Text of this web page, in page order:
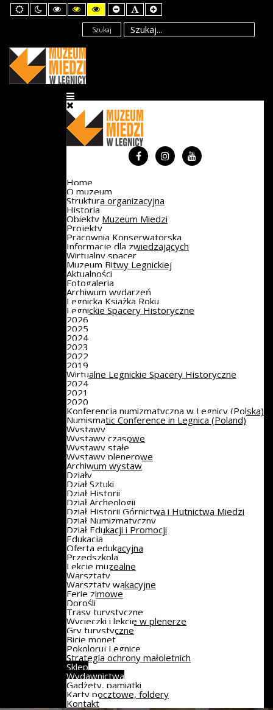
Default
mode
Night
mode
High
Contrast
mode
High
Contrast
Black
Yellow
mode
High
Contrast
Yellow
Black
mode
Set
Smaller
Font
Set
Default
Font
Set
Larger
Font
Szukaj
Home
O muzeum
Struktura organizacyjna
Historia
Obiekty Muzeum Miedzi
Projekty
Pracownia Konserwatorska
Informacje dla zwiedzających
Wirtualny spacer
Muzeum Bitwy Legnickiej
Aktualności
Fotogaleria
Archiwum wydarzeń
Legnicka Książka Roku
Legnickie Spacery Historyczne
2026
2025
2024
2023
2022
2019
Wirtualne Legnickie Spacery Historyczne
2024
2021
2020
Konferencja numizmatyczna w Legnicy (Polska)
Numismatic Conference in Legnica (Poland)
Wystawy
Wystawy czasowe
Wystawy stałe
Wystawy plenerowe
Archiwum wystaw
Działy
Dział Sztuki
Dział Historii
Dział Archeologii
Dział Historii Górnictwa i Hutnictwa Miedzi
Dział Numizmatyczny
Dział Edukacji i Promocji
Edukacja
Oferta edukacyjna
Przedszkola
Lekcje muzealne
Warsztaty
Warsztaty wakacyjne
Ferie zimowe
Dorośli
Trasy turystyczne
Wycieczki i lekcje w plenerze
Gry turystyczne
Bicie monet
Pokoloruj Legnicę
Strategia ochrony małoletnich
Sklep
Wydawnictwa
Gadżety, pamiątki
Karty pocztowe, foldery
Kontakt